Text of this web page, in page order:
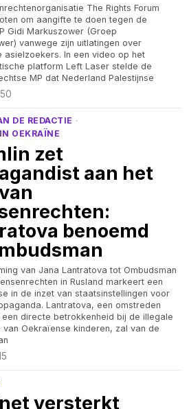
The Rights Forum
om aangifte te doen tegen de
Gidi Markuszower (Groep
vanwege zijn uitlatingen over
asielzoekers. In een video op het
platform Left Laser stelde de
MP dat Nederland Palestijnse
DE REDACTIE ·
OEKRAÏNE
zet
aan het
benoemd
van Jana Lantratova tot Ombudsman
in Rusland markeert een
in de inzet van staatsinstellingen voor
Lantratova, een omstreden
directe betrokkenheid bij de illegale
van Oekraïense kinderen, zal van de
versterkt